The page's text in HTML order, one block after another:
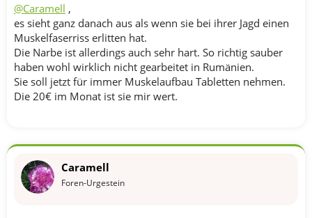
@Caramell ,
es sieht ganz danach aus als wenn sie bei ihrer Jagd einen
Muskelfaserriss erlitten hat.
Die Narbe ist allerdings auch sehr hart. So richtig sauber
haben wohl wirklich nicht gearbeitet in Rumänien.
Sie soll jetzt für immer Muskelaufbau Tabletten nehmen.
Die 20€ im Monat ist sie mir wert.
Caramell
Foren-Urgestein